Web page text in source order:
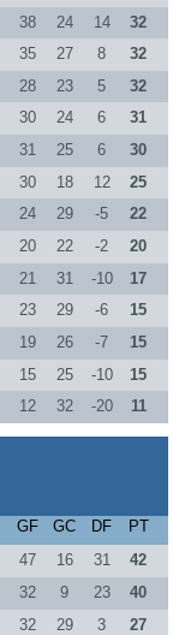
38 24 14
32
35 27 8
32
28 23 5
32
30 24 6
31
31 25 6
30
30 18 12
25
24 29 -5
22
20 22 -2
20
21 31 -10
17
23 29 -6
15
19 26 -7
15
15 25 -10
15
12 32 -20 11
GF GC DF
PT
47 16 31
42
32 9 23
40
32 29 3
27